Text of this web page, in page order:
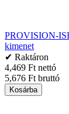
PROVISION-
kimenet
✔ Raktáron
4,469 Ft nettó
5,676 Ft bruttó
Kosárba